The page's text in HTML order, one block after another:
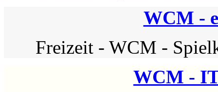
WCM -
Freizeit - WCM -
WCM -